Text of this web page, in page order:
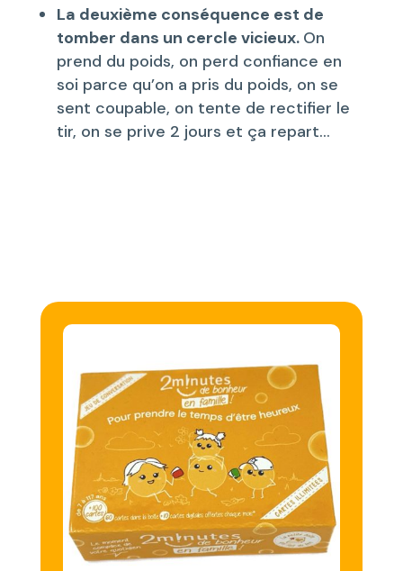
La deuxième conséquence est de
tomber dans un cercle vicieux. On
prend du poids, on perd confiance en
soi parce qu’on a pris du poids, on se
sent coupable, on tente de rectifier le
tir, on se prive 2 jours et ça repart…